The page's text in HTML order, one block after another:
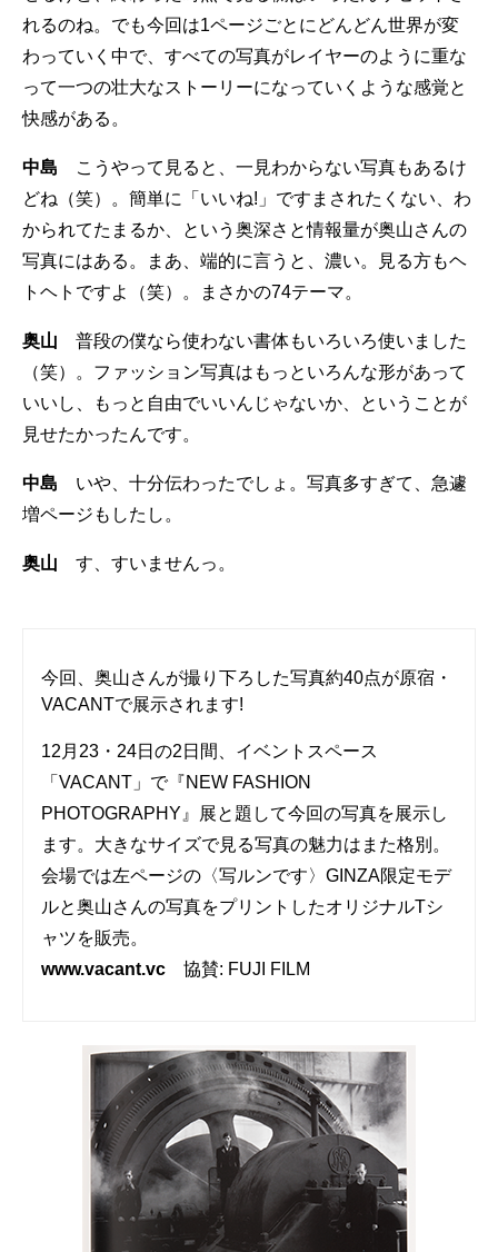
れるのね。でも今回は1ページごとにどんどん世界が変
わっていく中で、すべての写真がレイヤーのように重な
って一つの壮大なストーリーになっていくような感覚と
快感がある。
中島 こうやって見ると、一見わからない写真もあるけ
どね（笑）。簡単に「いいね!」ですまされたくない、わ
かられてたまるか、という奥深さと情報量が奥山さんの
写真にはある。まあ、端的に言うと、濃い。見る方もヘ
トヘトですよ（笑）。まさかの74テーマ。
奥山 普段の僕なら使わない書体もいろいろ使いました
（笑）。ファッション写真はもっといろんな形があって
いいし、もっと自由でいいんじゃないか、ということが
見せたかったんです。
中島 いや、十分伝わったでしょ。写真多すぎて、急遽
増ページもしたし。
奥山 す、すいませんっ。
今回、奥山さんが撮り下ろした写真約40点が原宿・
VACANTで展示されます!
12月23・24日の2日間、イベントスペース
「VACANT」で『NEW FASHION
PHOTOGRAPHY』展と題して今回の写真を展示し
ます。大きなサイズで見る写真の魅力はまた格別。
会場では左ページの〈写ルンです〉GINZA限定モデ
ルと奥山さんの写真をプリントしたオリジナルTシ
ャツを販売。
www.vacant.vc 協賛: FUJI FILM